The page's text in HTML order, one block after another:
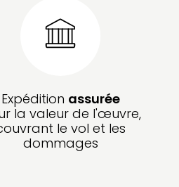
Expédition assurée
la valeur de l'œuvre,
le vol et les
dommages